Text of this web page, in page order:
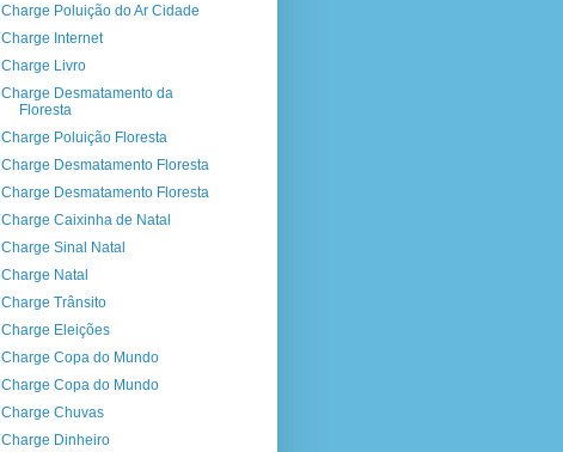
Charge Poluição do Ar Cidade
Charge Internet
Charge Livro
Charge Desmatamento da
Floresta
Charge Poluição Floresta
Charge Desmatamento Floresta
Charge Desmatamento Floresta
Charge Caixinha de Natal
Charge Sinal Natal
Charge Natal
Charge Trânsito
Charge Eleições
Charge Copa do Mundo
Charge Copa do Mundo
Charge Chuvas
Charge Dinheiro